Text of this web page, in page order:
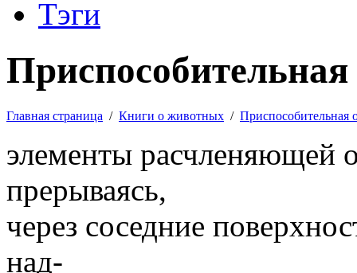
Тэги
Главная страница / Книги о животных / Приспособительная
элементы расчленяющей
прерываясь,
через соседние
над-